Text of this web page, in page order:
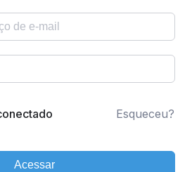
Esqueceu?
Acessar